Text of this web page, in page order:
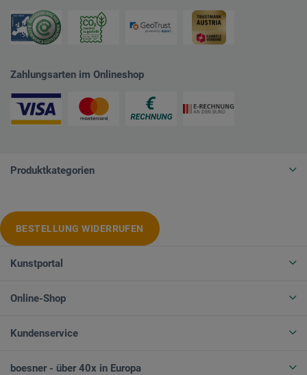
Zahlungsarten im Onlineshop
Produktkategorien
BESTELLUNG WIDERRUFEN
Kunstportal
Online-Shop
Kundenservice
boesner - über 40x in Europa